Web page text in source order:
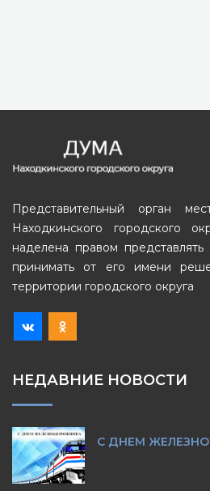
Представительный орган
Находкинского городского
наделена правом
принимать от его имени
территории городского округа
НЕДАВНИЕ НОВОСТИ
С ДНЕМ